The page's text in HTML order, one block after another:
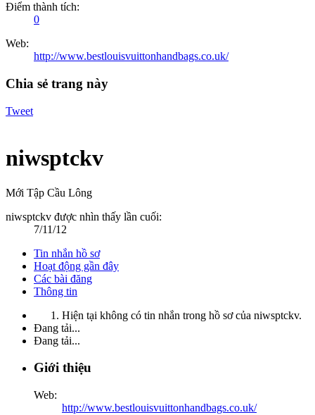
Điểm thành tích:
0
Web:
http://www.bestlouisvuittonhandbags.co.uk/
Chia sẻ trang này
Tweet
niwsptckv
Mới Tập Cầu Lông
niwsptckv được nhìn thấy lần cuối:
7/11/12
Tin nhắn hồ sơ
Hoạt động gần đây
Các bài đăng
Thông tin
Hiện tại không có tin nhắn trong hồ sơ của niwsptckv.
Đang tải...
Đang tải...
Giới thiệu
Web:
http://www.bestlouisvuittonhandbags.co.uk/